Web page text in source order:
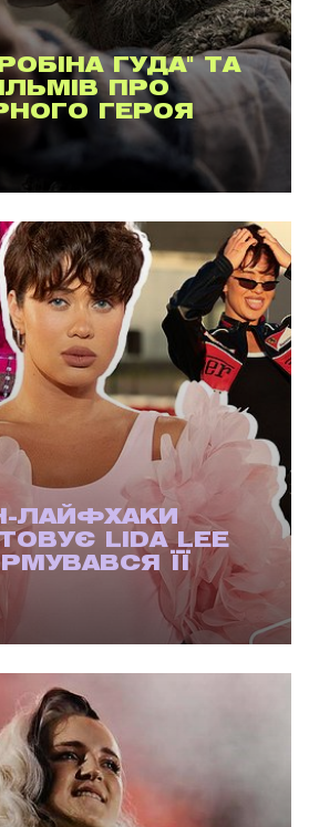
ГУДА" ТА
ПРО
ГЕРОЯ
ЛАЙФХАКИ
LIDA LEE
ЇЇ